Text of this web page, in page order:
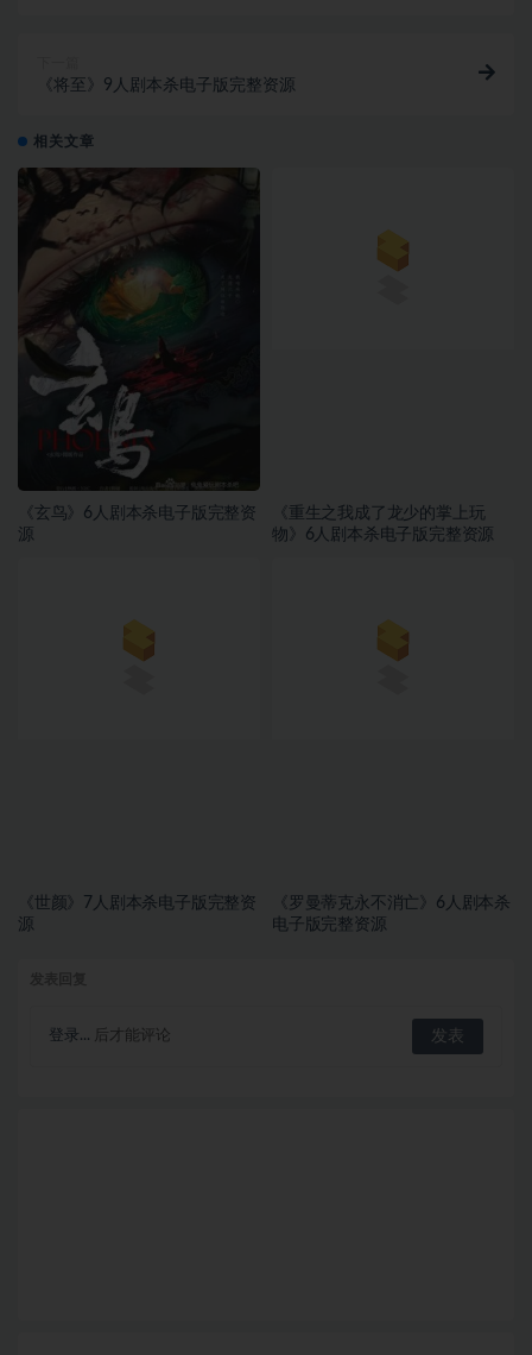
《将至》9人剧本杀电子版完整资源
相关文章
《玄鸟》6人剧本杀电子版完整资
源
《重生之我成了龙少的掌上玩
物》6人剧本杀电子版完整资源
《世颜》7人剧本杀电子版完整资
源
《罗曼蒂克永不消亡》6人剧本杀
电子版完整资源
登录... 后才能评论